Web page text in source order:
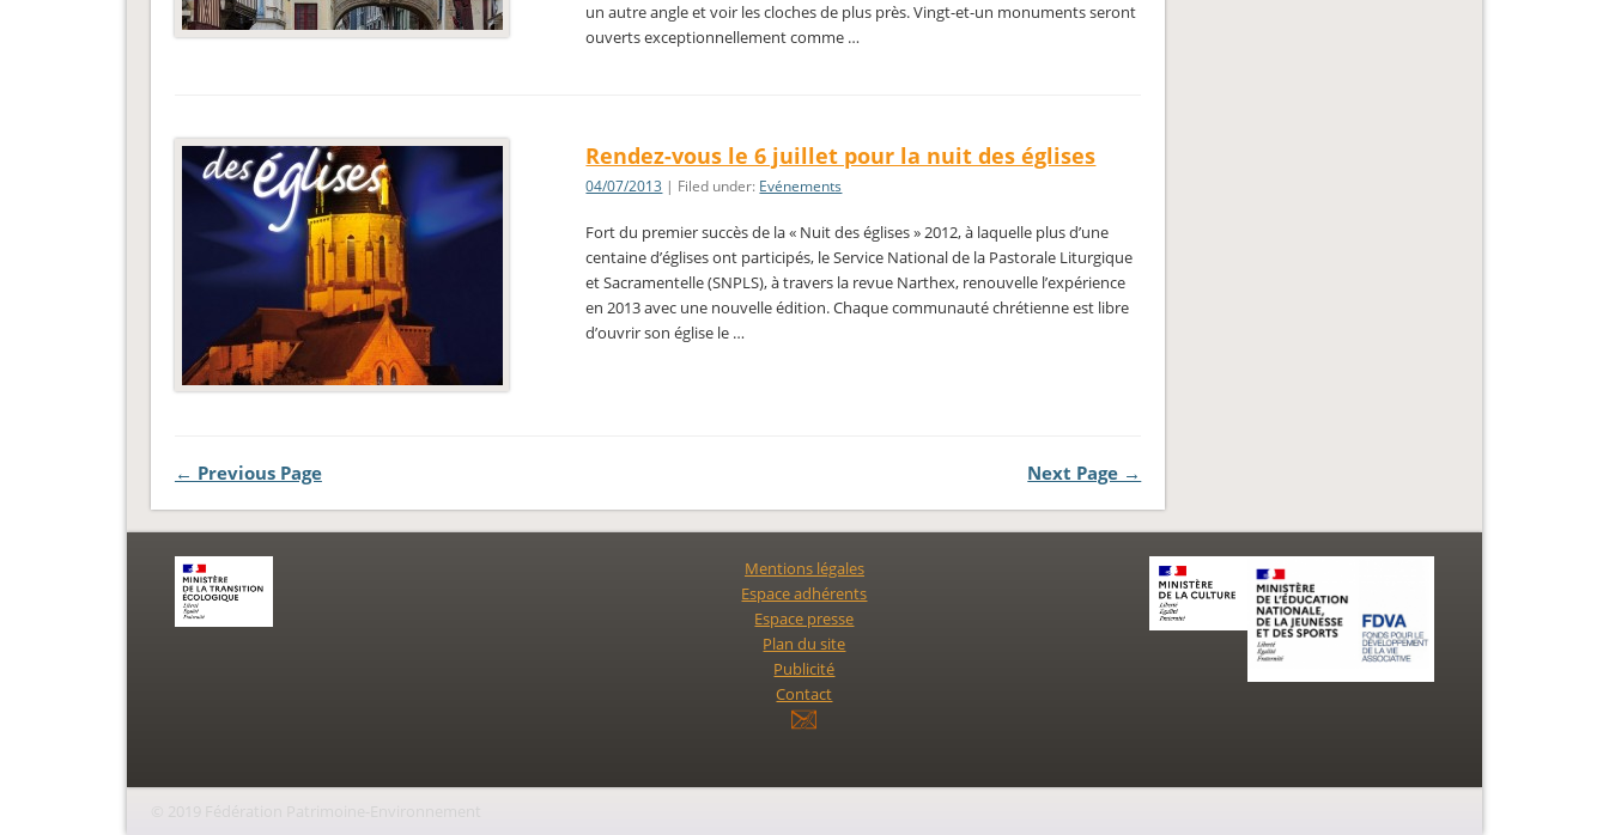
un autre angle et voir les cloches de plus près. Vingt-et-un monuments seront
ouverts exceptionnellement comme …
Rendez-vous le 6 juillet pour la nuit des églises
04/07/2013 | Filed under: Evénements
Fort du premier succès de la « Nuit des églises » 2012, à laquelle plus d’une
centaine d’églises ont participés, le Service National de la Pastorale Liturgique
et Sacramentelle (SNPLS), à travers la revue Narthex, renouvelle l’expérience
en 2013 avec une nouvelle édition. Chaque communauté chrétienne est libre
d’ouvrir son église le …
← Previous Page Next Page →
Mentions légales
Espace adhérents
Espace presse
Plan du site
Publicité
Contact